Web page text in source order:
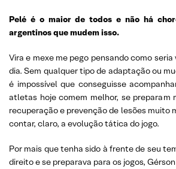
Pelé é o maior de todos e não há
argentinos que mudem isso.
Vira e mexe me pego pensando como
dia. Sem qualquer tipo de adaptação ou
é impossível que conseguisse
atletas hoje comem melhor, se preparam
recuperação e prevenção de lesões muito
contar, claro, a evolução tática do jogo.
Por mais que tenha sido à frente de seu
direito e se preparava para os jogos,